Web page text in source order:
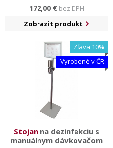
172,00 €bez DPH
Zobrazit produkt
Zľava 10%
Vyrobené v ČR
Stojan na dezinfekciu s
manuálnym dávkovačom